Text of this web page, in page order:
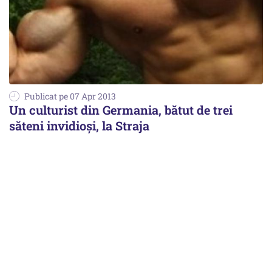
Publicat pe 07 Apr 2013
Un culturist din Germania, bătut de trei
săteni invidioși, la Straja